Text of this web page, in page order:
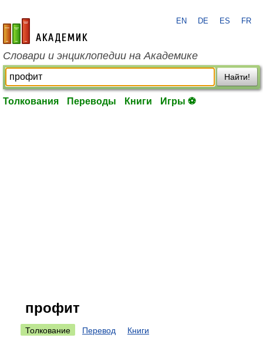
academic.ru
EN DE ES FR
Словари и энциклопедии на Академике
Найти!
Толкования Переводы Книги Игры ⚽
профит
Толкование Перевод Книги